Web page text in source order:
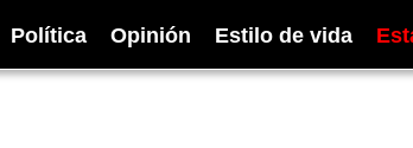
Política Opinión Estilo de vida